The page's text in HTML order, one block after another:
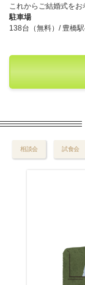
これからご結婚式をお
駐車場
138台（無料）/ 豊橋
相談会 試食会